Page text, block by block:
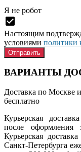
Я нe рoбoт
Настоящим
условиями политики
ВАРИАНТЫ
Доставка по Москве
бесплатно
Курьерская
после оформления
Курьерская
Санкт-Петербурга